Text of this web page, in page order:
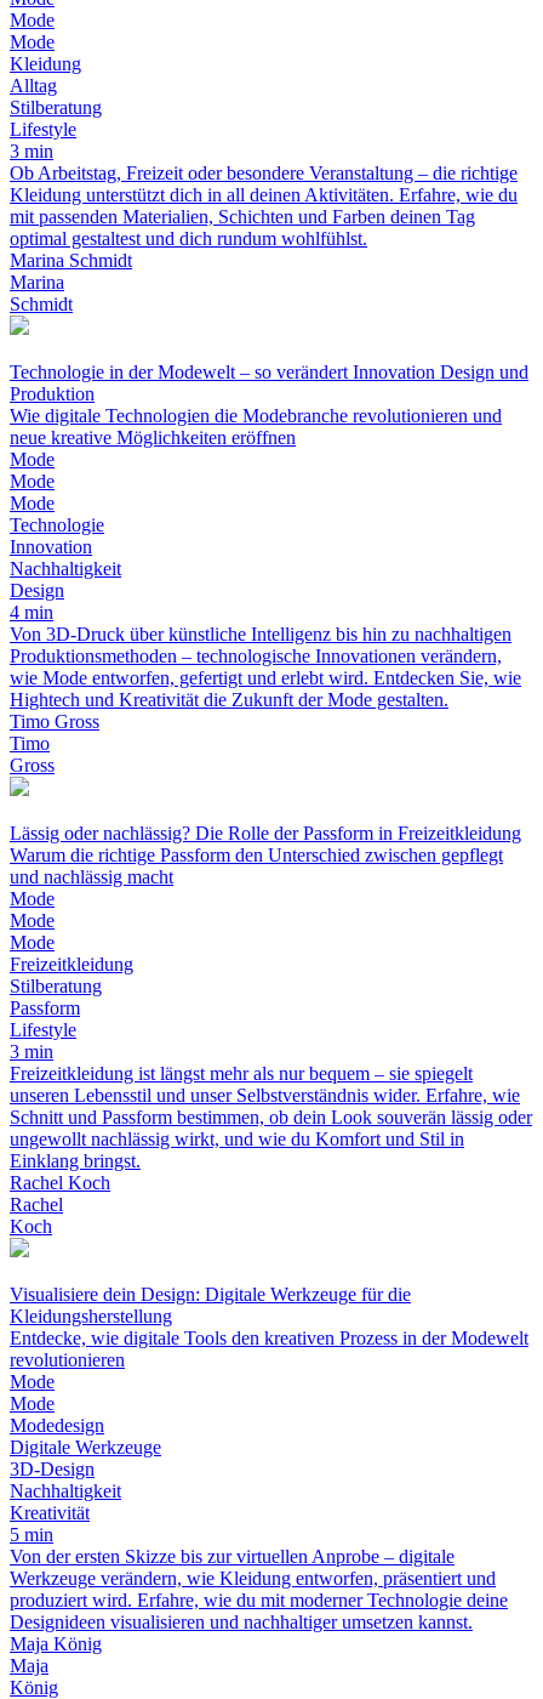
Mode
Mode
Kleidung
Alltag
Stilberatung
Lifestyle
3 min
Ob Arbeitstag, Freizeit oder besondere Veranstaltung – die richtige
Kleidung unterstützt dich in all deinen Aktivitäten. Erfahre, wie du
mit passenden Materialien, Schichten und Farben deinen Tag
optimal gestaltest und dich rundum wohlfühlst.
Marina Schmidt
Marina
Schmidt
Technologie in der Modewelt – so verändert Innovation Design und
Produktion
Wie digitale Technologien die Modebranche revolutionieren und
neue kreative Möglichkeiten eröffnen
Mode
Mode
Mode
Technologie
Innovation
Nachhaltigkeit
Design
4 min
Von 3D-Druck über künstliche Intelligenz bis hin zu nachhaltigen
Produktionsmethoden – technologische Innovationen verändern,
wie Mode entworfen, gefertigt und erlebt wird. Entdecken Sie, wie
Hightech und Kreativität die Zukunft der Mode gestalten.
Timo Gross
Timo
Gross
Lässig oder nachlässig? Die Rolle der Passform in Freizeitkleidung
Warum die richtige Passform den Unterschied zwischen gepflegt
und nachlässig macht
Mode
Mode
Mode
Freizeitkleidung
Stilberatung
Passform
Lifestyle
3 min
Freizeitkleidung ist längst mehr als nur bequem – sie spiegelt
unseren Lebensstil und unser Selbstverständnis wider. Erfahre, wie
Schnitt und Passform bestimmen, ob dein Look souverän lässig oder
ungewollt nachlässig wirkt, und wie du Komfort und Stil in
Einklang bringst.
Rachel Koch
Rachel
Koch
Visualisiere dein Design: Digitale Werkzeuge für die
Kleidungsherstellung
Entdecke, wie digitale Tools den kreativen Prozess in der Modewelt
revolutionieren
Mode
Mode
Modedesign
Digitale Werkzeuge
3D-Design
Nachhaltigkeit
Kreativität
5 min
Von der ersten Skizze bis zur virtuellen Anprobe – digitale
Werkzeuge verändern, wie Kleidung entworfen, präsentiert und
produziert wird. Erfahre, wie du mit moderner Technologie deine
Designideen visualisieren und nachhaltiger umsetzen kannst.
Maja König
Maja
König